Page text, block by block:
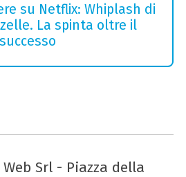
su Netflix: Whiplash di
La spinta oltre il
Srl - Piazza della